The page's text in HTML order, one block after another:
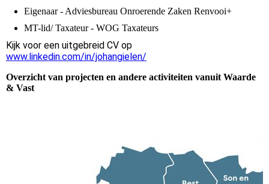
Eigenaar - Adviesbureau Onroerende Zaken Renvooi+
MT-lid/ Taxateur - WOG Taxateurs
Kijk voor een uitgebreid CV op
www.linkedin.com/in/johangielen/
Overzicht van projecten en andere activiteiten vanuit Waarde
& Vast